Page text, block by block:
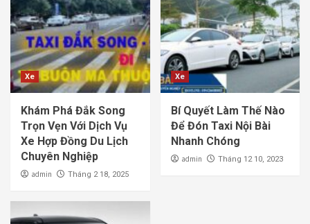
Xe
Khám Phá Đắk Song
Trọn Vẹn Với Dịch Vụ
Xe Hợp Đồng Du Lịch
Chuyên Nghiệp
admin Tháng 2 18, 2025
Xe
Bí Quyết Làm Thế Nào
Để Đón Taxi Nội Bài
Nhanh Chóng
admin Tháng 12 10, 2023